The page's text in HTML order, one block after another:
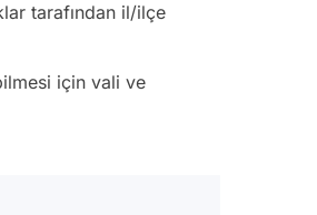
tarafından il/ilçe
için vali ve